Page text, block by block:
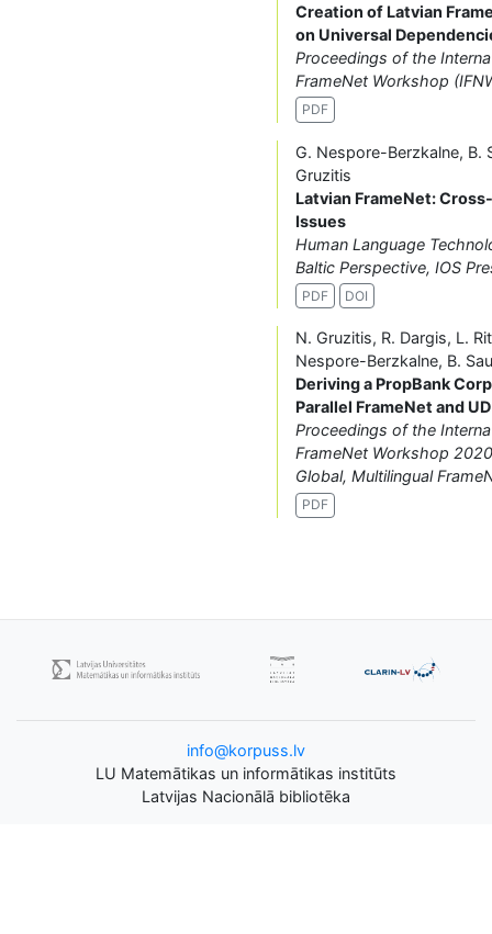
Creation of Latvian
on Universal
Proceedings of the
FrameNet Workshop
PDF
G. Nespore-Berzkalne, B.
Gruzitis
Latvian FrameNet:
Issues
Human Language
Baltic Perspective, IOS
PDF DOI
N. Gruzitis, R. Dargis, L.
Nespore-Berzkalne, B.
Deriving a PropBank
Parallel FrameNet and
Proceedings of the
FrameNet Workshop
Global, Multilingual
PDF
info@korpuss.lv
LU Matemātikas un informātikas institūts
Latvijas Nacionālā bibliotēka